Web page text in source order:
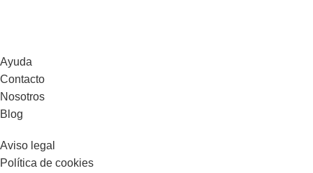
Ayuda
Contacto
Nosotros
Blog
Aviso legal
Política de cookies